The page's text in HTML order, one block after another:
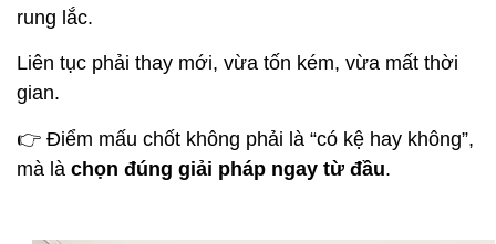
rung lắc.
Liên tục phải thay mới, vừa tốn kém, vừa mất thời
gian.
👉 Điểm mấu chốt không phải là “có kệ hay không”,
mà là chọn đúng giải pháp ngay từ đầu.